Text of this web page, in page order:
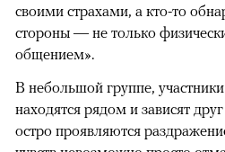
своими страхами, а кто-то
стороны — не только
общением».
В небольшой группе,
находятся рядом и зависят
остро проявляются